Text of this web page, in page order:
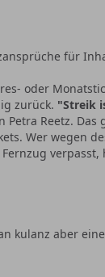
für
oder
zurück. "Streik
Petra Reetz.
Wer wegen
kulanz aber